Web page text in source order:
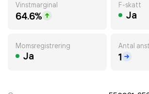
Vinstmarginal
64.6%
F-skatt
Ja
Momsregistrering
Ja
Antal
1